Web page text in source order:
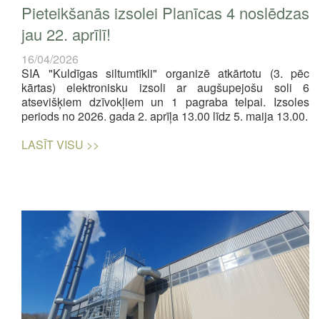
Pieteikšanās izsolei Planīcas 4 noslēdzas
jau 22. aprīlī!
16/04/2026
SIA "Kuldīgas siltumtīkli" organizē atkārtotu (3. pēc
kārtas) elektronisku izsoli ar augšupejošu soli 6
atsevišķiem dzīvokļiem un 1 pagraba telpai. Izsoles
periods no 2026. gada 2. aprīļa 13.00 līdz 5. maija 13.00.
LASĪT VISU >>